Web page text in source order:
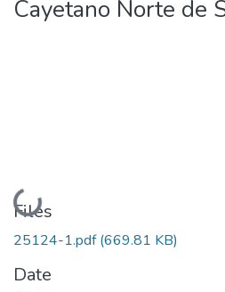
Cayetano Norte de
Loading...
Files
25124-1.pdf(669.81 KB)
Date